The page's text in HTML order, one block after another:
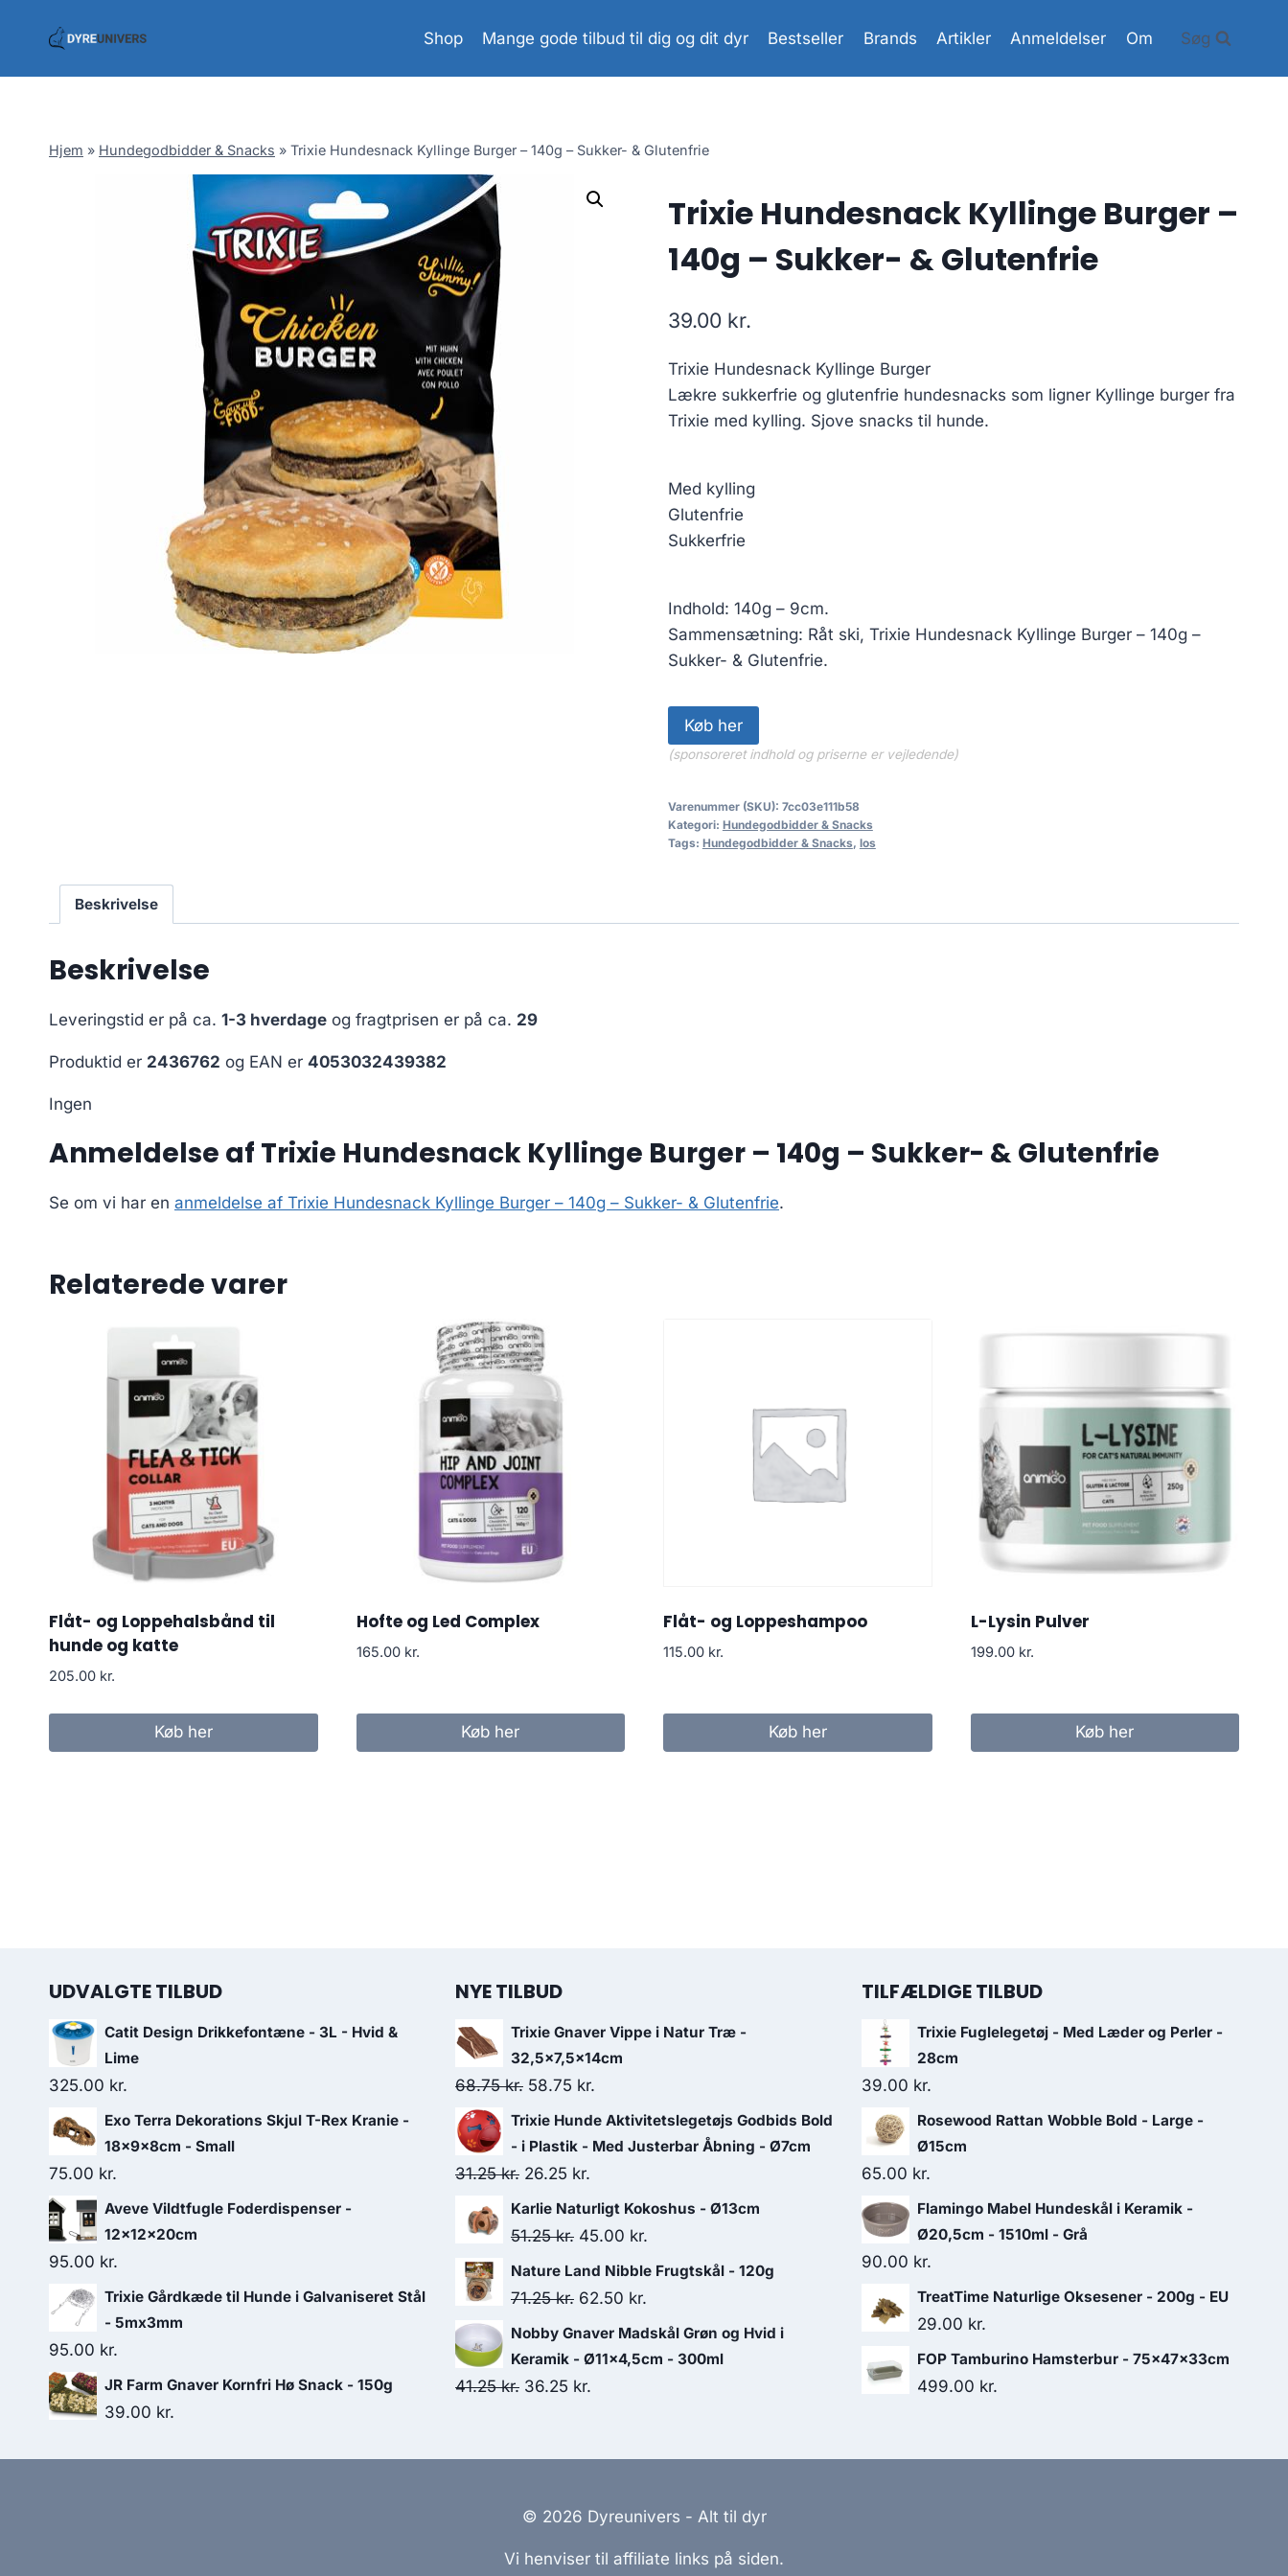
Shop Mange gode tilbud til dig og dit dyr Bestseller Brands Artikler Anmeldelser Om Søg
Hjem » Hundegodbidder & Snacks » Trixie Hundesnack Kyllinge Burger – 140g – Sukker- & Glutenfrie
Trixie Hundesnack Kyllinge Burger –
140g – Sukker- & Glutenfrie
39.00 kr.
Trixie Hundesnack Kyllinge Burger
Lækre sukkerfrie og glutenfrie hundesnacks som ligner Kyllinge burger fra
Trixie med kylling. Sjove snacks til hunde.
Med kylling
Glutenfrie
Sukkerfrie
Indhold: 140g – 9cm.
Sammensætning: Råt ski, Trixie Hundesnack Kyllinge Burger – 140g –
Sukker- & Glutenfrie.
Køb her
(sponsoreret indhold og priserne er vejledende)
Varenummer (SKU): 7cc03e111b58
Kategori: Hundegodbidder & Snacks
Tags: Hundegodbidder & Snacks, los
Beskrivelse
Beskrivelse
Leveringstid er på ca. 1-3 hverdage og fragtprisen er på ca. 29
Produktid er 2436762 og EAN er 4053032439382
Ingen
Anmeldelse af Trixie Hundesnack Kyllinge Burger – 140g – Sukker- & Glutenfrie
Se om vi har en anmeldelse af Trixie Hundesnack Kyllinge Burger – 140g – Sukker- & Glutenfrie.
Relaterede varer
Flåt- og Loppehalsbånd til
hunde og katte
205.00 kr.
Køb her
Hofte og Led Complex
165.00 kr.
Køb her
Flåt- og Loppeshampoo
115.00 kr.
Køb her
L-Lysin Pulver
199.00 kr.
Køb her
UDVALGTE TILBUD
Catit Design Drikkefontæne - 3L - Hvid &
Lime
325.00 kr.
Exo Terra Dekorations Skjul T-Rex Kranie -
18x9x8cm - Small
75.00 kr.
Aveve Vildtfugle Foderdispenser -
12x12x20cm
95.00 kr.
Trixie Gårdkæde til Hunde i Galvaniseret Stål
- 5mx3mm
95.00 kr.
JR Farm Gnaver Kornfri Hø Snack - 150g
39.00 kr.
NYE TILBUD
Trixie Gnaver Vippe i Natur Træ -
32,5x7,5x14cm
68.75kr. Den
oprindelige
pris
var:
68.75 kr..
58.75 kr.
aktuelle
pris
58.75 kr..
Trixie Hunde Aktivitetslegetøjs Godbids Bold
- i Plastik - Med Justerbar Åbning - Ø7cm
31.25kr. Den
oprindelige
pris
31.25 kr..
26.25 kr.
aktuelle
pris
26.25 kr..
Karlie Naturligt Kokoshus - Ø13cm
51.25kr. Den
oprindelige
pris
51.25 kr..
45.00 kr.
aktuelle
45.00 kr..
Nature Land Nibble Frugtskål - 120g
71.25kr. Den
oprindelige
pris
var:
62.50 kr.
aktuelle
pris
Nobby Gnaver Madskål Grøn og Hvid i
Keramik - Ø11x4,5cm - 300ml
41.25kr. Den
36.25 kr.
TILFÆLDIGE TILBUD
Trixie Fuglelegetøj - Med Læder og Perler -
28cm
39.00 kr.
Rosewood Rattan Wobble Bold - Large -
Ø15cm
65.00 kr.
Flamingo Mabel Hundeskål i Keramik -
Ø20,5cm - 1510ml - Grå
90.00 kr.
TreatTime Naturlige Oksesener - 200g - EU
29.00 kr.
FOP Tamburino Hamsterbur - 75x47x33cm
499.00 kr.
© 2026 Dyreunivers - Alt til dyr
Vi henviser til affiliate links på siden.